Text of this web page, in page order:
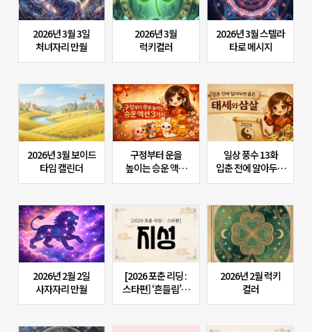
2026년 3월 3일
처녀자리 만월
2026년 3월
럭키컬러
2026년 3월 스텔라
타로 메시지
2026년 3월 보이드
타임 캘린더
구정부터 운을
높이는 승운 액션
3가지
일상 풍수 13화
입춘 전에 알아두면
좋은 태세와 삼살
2026년 2월 2일
사자자리 만월
[2026 포춘 리딩 :
스타편] ‘흔들림’만
조심하면? 지성의
2026년 2월 럭키
컬러